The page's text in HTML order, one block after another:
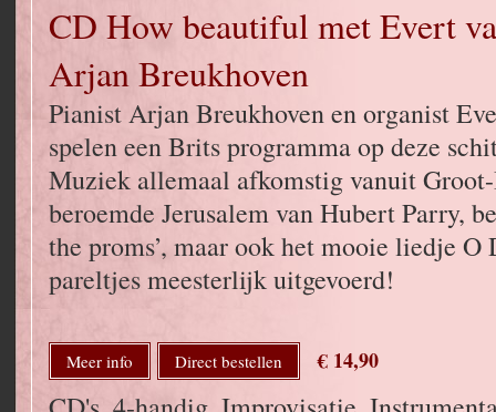
CD How beautiful met Evert
Arjan Breukhoven
Pianist Arjan Breukhoven en organist
spelen een Brits programma op deze
Muziek allemaal afkomstig vanuit
beroemde Jerusalem van Hubert Parry,
the proms’, maar ook het mooie liedje
pareltjes meesterlijk uitgevoerd!
Meer info Direct bestellen € 14,90